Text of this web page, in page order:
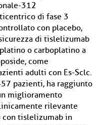
312
di fase 3
con placebo,
di tislelizumab
o carboplatino a
come
adulti con Es-Sclc.
pazienti, ha raggiunto
miglioramento
rilevante
con tislelizumab in